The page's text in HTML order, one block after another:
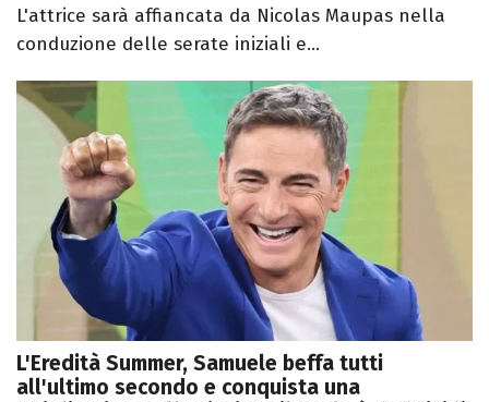
L'attrice sarà affiancata da Nicolas Maupas nella
conduzione delle serate iniziali e...
L'Eredità Summer, Samuele beffa tutti
all'ultimo secondo e conquista una